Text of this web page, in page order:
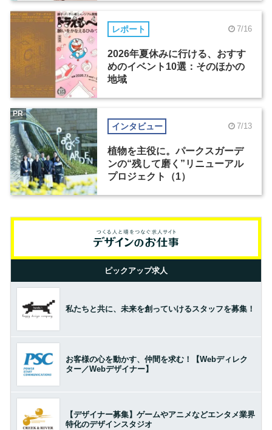
レポート 7/16
2026年夏休みに行ける、おすす
めのイベント10選：そのほかの
地域
インタビュー 7/13
植物を主役に。パークスガーデ
ンの“残して磨く”リニューアル
プロジェクト（1）
PR
ピックアップ求人
私たちと共に、未来を創っていけるスタッフを募集！
お客様の心を動かす、仲間を求む！【Webディレク
ター／Webデザイナー】
【デザイナー募集】ゲームやアニメなどエンタメ業界
特化のデザインスタジオ